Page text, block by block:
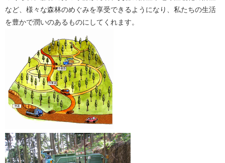
など、様々な森林のめぐみを享受できるようになり、私たちの生活
を豊かで潤いのあるものにしてくれます。